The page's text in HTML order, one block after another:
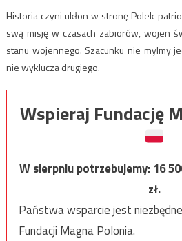
Historia czyni ukłon w stronę Polek-
swą misję w czasach zabiorów, wojen
stanu wojennego. Szacunku nie mylmy
nie wyklucza drugiego.
Wspieraj Fundację
W sierpniu potrzebujemy:16
zł.
Państwa wsparcie jest
Fundacji Magna Polonia.